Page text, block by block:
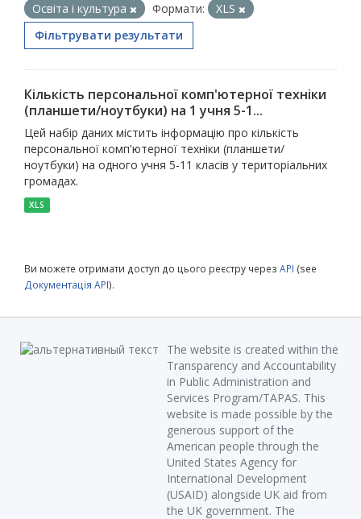
Освіта і культура
Формати:
XLS
Фільтрувати результати
Кількість персональної комп'ютерної техніки
(планшети/ноутбуки) на 1 учня 5-1...
Цей набір даних містить інформацію про кількість
персональної комп'ютерної техніки (планшети/
ноутбуки) на одного учня 5-11 класів у територіальних
громадах.
XLS
Ви можете отримати доступ до цього реєстру через API (see
Документація API).
The website is created within the
Transparency and Accountability
in Public Administration and
Services Program/TAPAS. This
website is made possible by the
generous support of the
American people through the
United States Agency for
International Development
(USAID) alongside UK aid from
the UK government. The